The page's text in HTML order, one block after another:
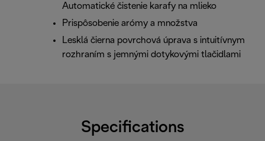
Automatické čistenie karafy na mlieko
Prispôsobenie arómy a množstva
Lesklá čierna povrchová úprava s intuitívnym
rozhraním s jemnými dotykovými tlačidlami
Specifications